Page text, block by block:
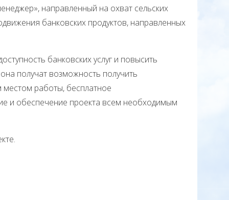
направленный на охват сельских
банковских продуктов, направленных
банковских услуг и повысить
получат возможность получить
работы, бесплатное
и обеспечение проекта всем необходимым